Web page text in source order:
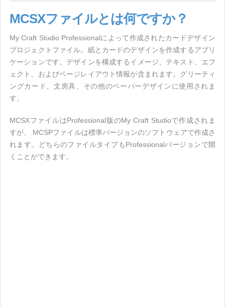
MCSXファイルとは何ですか？
My Craft Studio Professionalによって作成されたカードデザイン
プロジェクトファイル。紙とカードのデザインを作成するアプリ
ケーションです。デザインを構成するイメージ、テキスト、エフ
ェクト、およびページレイアウト情報が含まれます。グリーティ
ングカード、文房具、その他のペーパーデザインに使用されま
す。
MCSXファイルはProfessional版のMy Craft Studioで作成されま
すが、.MCSPファイルは標準バージョンのソフトウェアで作成さ
れます。どちらのファイルタイプもProfessionalバージョンで開
くことができます。